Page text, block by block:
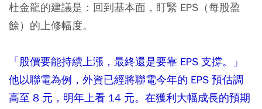
杜金龍的建議是：回到基本面，盯緊 EPS（每股盈
餘）的上修幅度。
「股價要能持續上漲，最終還是要靠 EPS 支撐。」
他以聯電為例，外資已經將聯電今年的 EPS 預估調
高至 8 元，明年上看 14 元。在獲利大幅成長的預期